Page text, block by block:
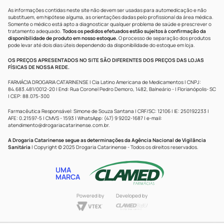
As informações contidas neste site não devem ser usadas para automedicação e não
substituem, em hipótese alguma, as orientações dadas pelo profissional da área médica.
Somente o médico está apto a diagnosticar qualquer problema de saúde e prescrever o
tratamento adequado. Todos os pedidos efetuados estão sujeitos à confirmação da
disponibilidade de produto em nosso estoque.O processo de separação dos produtos
pode levar até dois dias úteis dependendo da disponibilidade do estoque em loja.
OS PREÇOS APRESENTADOS NO SITE SÃO DIFERENTES DOS PREÇOS DAS LOJAS
FÍSICAS DE NOSSA REDE.
FARMÁCIA DROGARIA CATARINENSE | Cia Latino Americana de Medicamentos | CNPJ:
84.683.481/0012-20 | End: Rua Coronel Pedro Demoro, 1482, Balneário - | Florianópolis- SC
| CEP: 88.075-300
Farmacêutica Responsável: Simone de Souza Santana | CRF/SC: 12106 | IE: 250192233 |
AFE: 0.21597-5 | CMVS - 1593 | WhatsApp: (47) 9 9202-1687 | e-mail:
atendimento@drogariacatarinense.com.br.
A Drogaria Catarinense segue as determinações da Agência Nacional de Vigilância
Sanitária | Copyright © 2025 Drogaria Catarinense - Todos os direitos reservados.
UMA
MARCA
Powered by Developed by